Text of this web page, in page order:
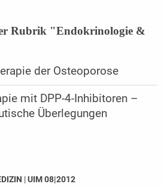
Rubrik "Endokrinologie &
der Osteoporose
mit DPP-4-Inhibitoren –
Überlegungen
|UIM 08|2012